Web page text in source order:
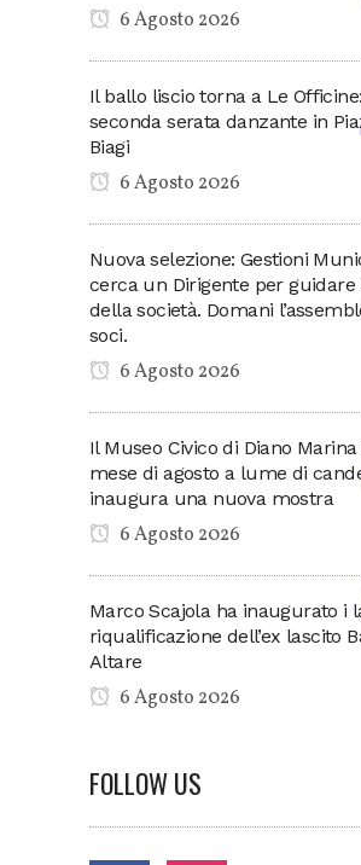
6 Agosto 2026
Il ballo liscio torna a Le
seconda serata danzante in
Biagi
6 Agosto 2026
Nuova selezione: Gestioni
cerca un Dirigente per guidare
della società. Domani
soci.
6 Agosto 2026
Il Museo Civico di Diano
mese di agosto a lume di
inaugura una nuova mostra
6 Agosto 2026
Marco Scajola ha inaugurato i
riqualificazione dell’ex lascito
Altare
6 Agosto 2026
FOLLOW US